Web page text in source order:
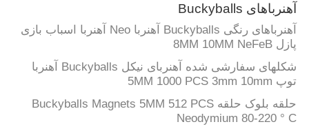
آهنرباهای Buckyballs
آهنرباهای رنگی Buckyballs آهنربا Neo آهنربا اسباب بازی
پازل 8MM 10MM NeFeB
شکلهای سفارشی شده آهنربای نیکل Buckyballs آهنربا
توپ 5MM 1000 PCS 3mm 10mm
حلقه بلوک حلقه Buckyballs Magnets 5MM 512 PCS
Neodymium 80-220 ° C